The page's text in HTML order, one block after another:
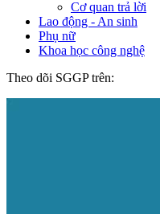
Cơ quan trả lời
Lao động - An sinh
Phụ nữ
Khoa học công nghệ
Theo dõi SGGP trên: